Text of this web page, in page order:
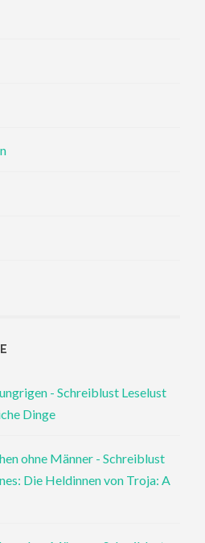
- Schreiblust Leselust
Dinge
ohne Männer - Schreiblust
Die Heldinnen von Troja: A